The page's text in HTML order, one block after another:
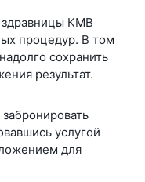
КМВ
процедур. В том
сохранить
результат.
услугой
для